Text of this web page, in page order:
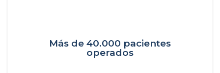
Más de 40.000 pacientes
operados